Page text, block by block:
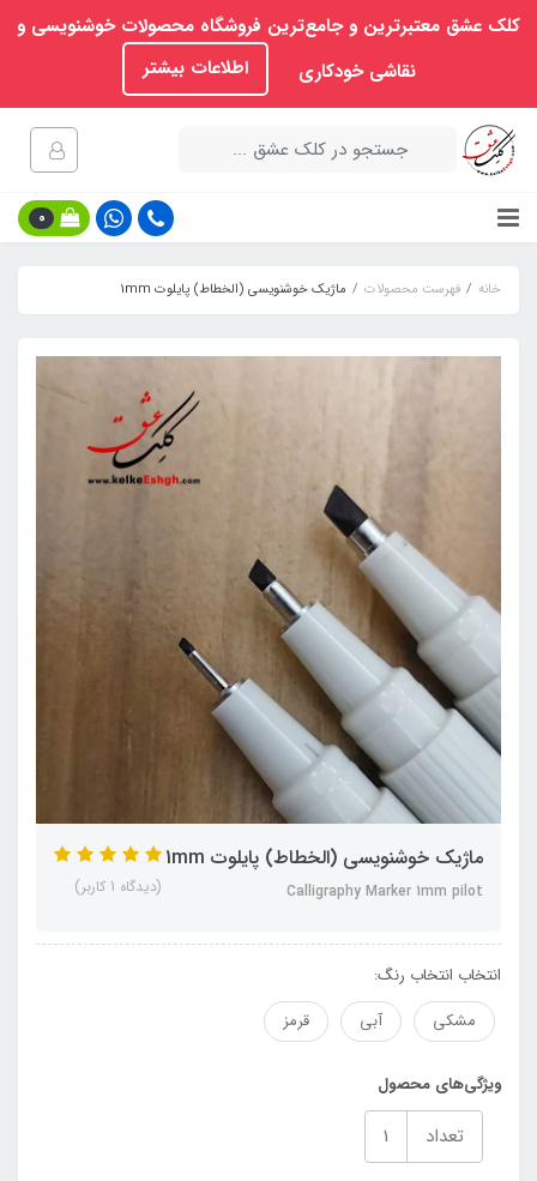
کلک عشق معتبرترین و جامع‌ترین فروشگاه محصولات خوشنویسی و
نقاشی خودکاری
اطلاعات بیشتر
0
خانه فهرست محصولات ماژیک خوشنویسی (الخطاط) پایلوت 1mm
ماژیک خوشنویسی (الخطاط) پایلوت 1mm
Calligraphy Marker 1mm pilot (دیدگاه 1 کاربر)
انتخاب انتخاب رنگ:
مشکی
آبی قرمز
ویژگی‌های محصول
تعداد